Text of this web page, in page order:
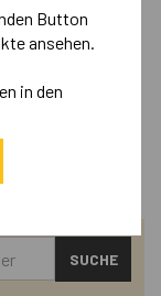
SUCHE
Button
ansehen.
in den